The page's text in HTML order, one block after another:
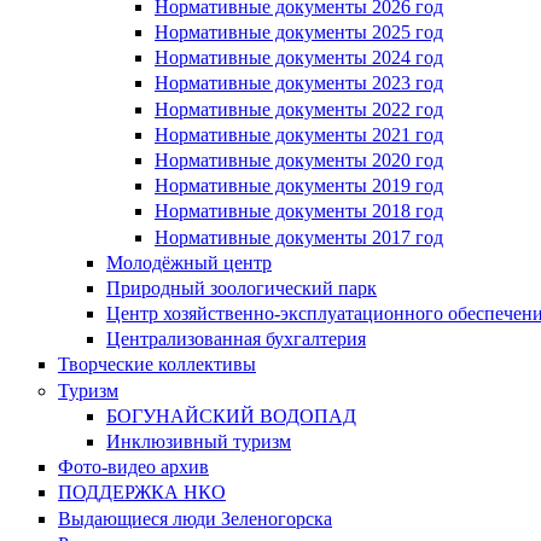
Нормативные документы 2026 год
Нормативные документы 2025 год
Нормативные документы 2024 год
Нормативные документы 2023 год
Нормативные документы 2022 год
Нормативные документы 2021 год
Нормативные документы 2020 год
Нормативные документы 2019 год
Нормативные документы 2018 год
Нормативные документы 2017 год
Молодёжный центр
Природный зоологический парк
Центр хозяйственно-эксплуатационного
Централизованная бухгалтерия
Творческие коллективы
Туризм
БОГУНАЙСКИЙ ВОДОПАД
Инклюзивный туризм
Фото-видео архив
ПОДДЕРЖКА НКО
Выдающиеся люди Зеленогорска